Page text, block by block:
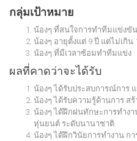
กลุ่มเป้าหมาย
น้องๆ ที่สนใจการทำทีมแข่งขัน
น้องๆ อายุตั้งแต่ 9 ปี แต่ไม่เกิน
น้องๆ ที่มีเวลาซ้อมทำทีมแข่ง
ผลที่คาดว่าจะได้รับ
น้องๆ ได้รับประสบการณ์การ
น้องๆ ได้รับความรู้ด้านการ ส
น้องๆ ได้ฝึกฝนทักษะการทำง
หุ่นยนต์ ระดับนานาชาติ
น้องๆ ได้ฝึกวินัยการทำงาน ก